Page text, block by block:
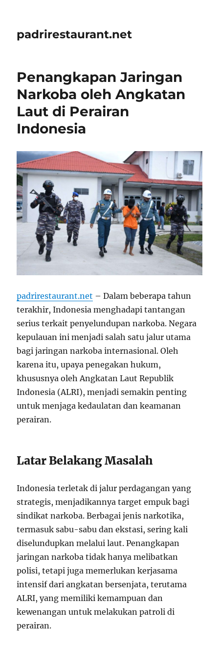
padrirestaurant.net
Penangkapan Jaringan
Narkoba oleh Angkatan
Laut di Perairan
Indonesia
padrirestaurant.net – Dalam beberapa tahun
terakhir, Indonesia menghadapi tantangan
serius terkait penyelundupan narkoba. Negara
kepulauan ini menjadi salah satu jalur utama
bagi jaringan narkoba internasional. Oleh
karena itu, upaya penegakan hukum,
khususnya oleh Angkatan Laut Republik
Indonesia (ALRI), menjadi semakin penting
untuk menjaga kedaulatan dan keamanan
perairan.
Latar Belakang Masalah
Indonesia terletak di jalur perdagangan yang
strategis, menjadikannya target empuk bagi
sindikat narkoba. Berbagai jenis narkotika,
termasuk sabu-sabu dan ekstasi, sering kali
diselundupkan melalui laut. Penangkapan
jaringan narkoba tidak hanya melibatkan
polisi, tetapi juga memerlukan kerjasama
intensif dari angkatan bersenjata, terutama
ALRI, yang memiliki kemampuan dan
kewenangan untuk melakukan patroli di
perairan.